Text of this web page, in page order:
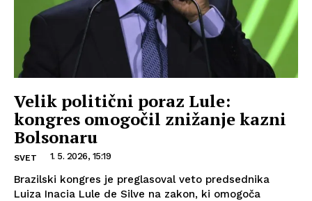
Velik politični poraz Lule:
kongres omogočil znižanje kazni
Bolsonaru
SVET 1. 5. 2026, 15:19
Brazilski kongres je preglasoval veto predsednika
Luiza Inacia Lule de Silve na zakon, ki omogoča